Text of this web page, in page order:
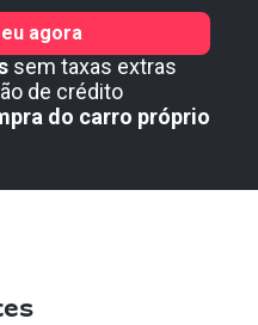
sem taxas extras
de crédito
do carro próprio
agora